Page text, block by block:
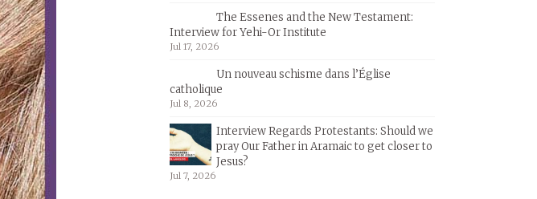
The Essenes and the New Testament:
Interview for Yehi-Or Institute
Jul 17, 2026
Un nouveau schisme dans l’Église
catholique
Jul 8, 2026
Interview Regards Protestants: Should we
pray Our Father in Aramaic to get closer to
Jesus?
Jul 7, 2026